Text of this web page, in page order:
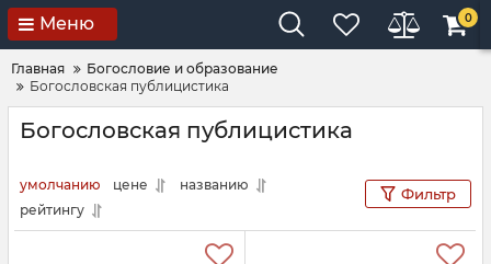
Меню 0
Главная
Богословие и образование
Богословская публицистика
Богословская публицистика
умолчанию цене
названию
рейтингу
Фильтр